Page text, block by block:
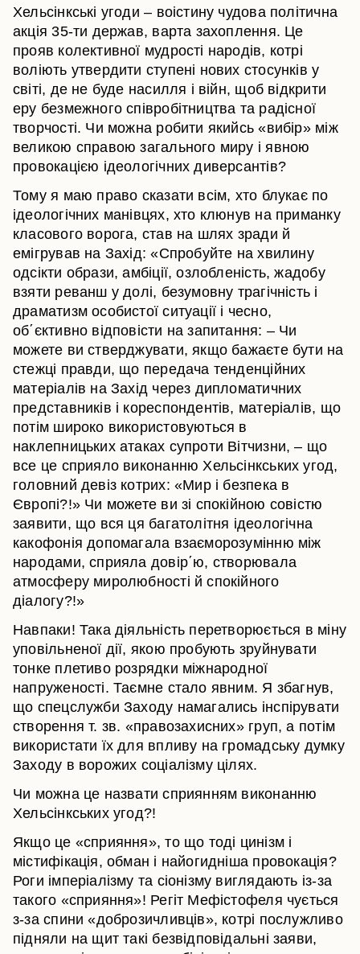
Хельсінкські угоди – воістину чудова політична
акція 35-ти держав, варта захоплення. Це
прояв колективної мудрості народів, котрі
воліють утвердити ступені нових стосунків у
світі, де не буде насилля і війн, щоб відкрити
еру безмежного співробітництва та радісної
творчості. Чи можна робити якийсь «вибір» між
великою справою загального миру і явною
провокацією ідеологічних диверсантів?
Тому я маю право сказати всім, хто блукає по
ідеологічних манівцях, хто клюнув на приманку
класового ворога, став на шлях зради й
емігрував на Захід: «Спробуйте на хвилину
одсікти образи, амбіції, озлобленість, жадобу
взяти реванш у долі, безумовну трагічність і
драматизм особистої ситуації і чесно,
об΄єктивно відповісти на запитання: – Чи
можете ви стверджувати, якщо бажаєте бути на
стежці правди, що передача тенденційних
матеріалів на Захід через дипломатичних
представників і кореспондентів, матеріалів, що
потім широко використовуються в
наклепницьких атаках супроти Вітчизни, – що
все це сприяло виконанню Хельсінкських угод,
головний девіз котрих: «Мир і безпека в
Європі?!» Чи можете ви зі спокійною совістю
заявити, що вся ця багатолітня ідеологічна
какофонія допомагала взаєморозумінню між
народами, сприяла довір΄ю, створювала
атмосферу миролюбності й спокійного
діалогу?!»
Навпаки! Така діяльність перетворюється в міну
уповільненої дії, якою пробують зруйнувати
тонке плетиво розрядки міжнародної
напруженості. Таємне стало явним. Я збагнув,
що спецслужби Заходу намагались інспірувати
створення т. зв. «правозахисних» груп, а потім
використати їх для впливу на громадську думку
Заходу в ворожих соціалізму цілях.
Чи можна це назвати сприянням виконанню
Хельсінкських угод?!
Якщо це «сприяння», то що тоді цинізм і
містифікація, обман і найогидніша провокація?
Роги імперіалізму та сіонізму виглядають із-за
такого «сприяння»! Регіт Мефістофеля чується
з-за спини «доброзичливців», котрі послужливо
підняли на щит такі безвідповідальні заяви,